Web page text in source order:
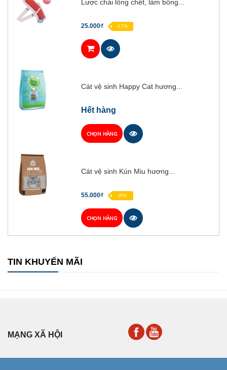
Lược chải lông chết, làm bông...
25.000₫ -17%
Cát vệ sinh Happy Cat hương...
Hết hàng
CHỌN HÀNG
Cát vệ sinh Kún Miu hương...
55.000₫ -8%
CHỌN HÀNG
TIN KHUYẾN MÃI
MẠNG XÃ HỘI